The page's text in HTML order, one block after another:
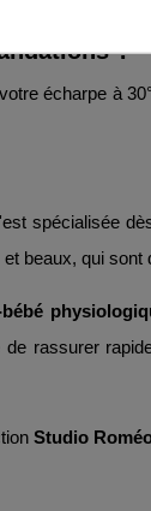
?
écharpe à
spécialisée
beaux, qui
rassurer
Studio